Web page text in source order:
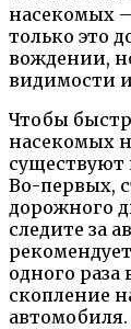
насекомых
только это
вождении,
видимости и
Чтобы
насекомых
существуют
Во-первых,
дорожного
следите за
одного
скопление
автомобиля.